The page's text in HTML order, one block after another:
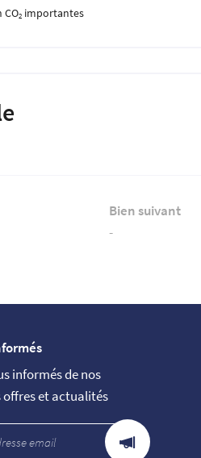
CO2 importantes
Bien suivant
-
informés de nos
offres et actualités